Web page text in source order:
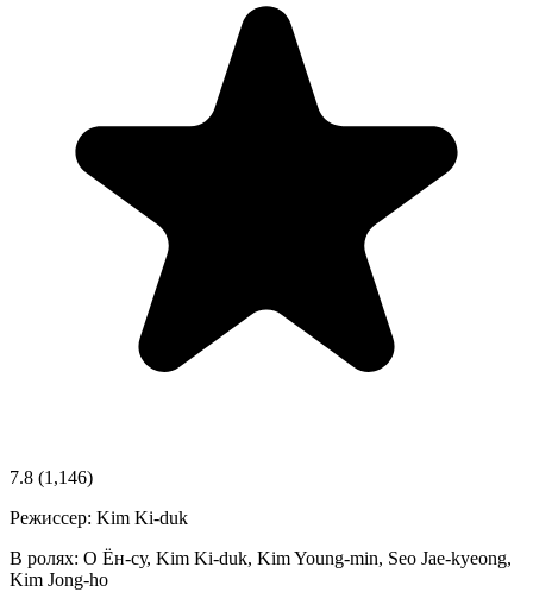
7.8 (1,146)
Режиссер: Kim Ki-duk
В ролях: О Ён-су, Kim Ki-duk, Kim Young-min, Seo Jae-kyeong,
Kim Jong-ho